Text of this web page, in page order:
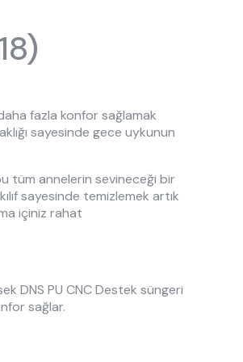
Karyolalar
fazla konfor sağlamak
sayesinde gece uykunun
tüm annelerin sevineceği bir
sayesinde temizlemek artık
içiniz rahat
DNS PU CNC Destek süngeri
sağlar.